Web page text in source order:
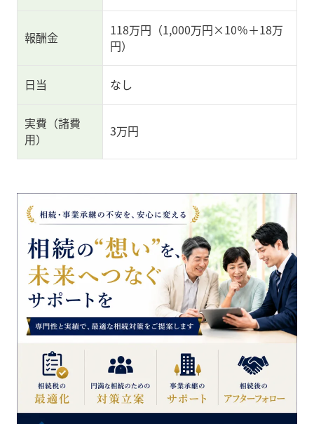
報酬金
118万円（1,000万円×10％＋18万
円）
日当 なし
実費（諸費
用）
3万円